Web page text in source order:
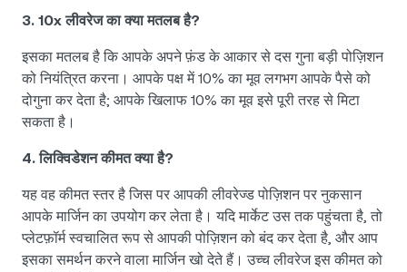
3. 10x लीवरेज का क्या मतलब है?
इसका मतलब है कि आपके अपने फ़ंड के आकार से दस गुना बड़ी पोज़िशन
को नियंत्रित करना। आपके पक्ष में 10% का मूव लगभग आपके पैसे को
दोगुना कर देता है; आपके खिलाफ 10% का मूव इसे पूरी तरह से मिटा
सकता है।
4. लिक्विडेशन कीमत क्या है?
यह वह कीमत स्तर है जिस पर आपकी लीवरेज्ड पोज़िशन पर नुकसान
आपके मार्जिन का उपयोग कर लेता है। यदि मार्केट उस तक पहुंचता है, तो
प्लेटफ़ॉर्म स्वचालित रूप से आपकी पोज़िशन को बंद कर देता है, और आप
इसका समर्थन करने वाला मार्जिन खो देते हैं। उच्च लीवरेज इस कीमत को